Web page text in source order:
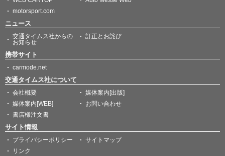
motorsport.com
ニュース
交通タイムス社からの
お知らせ
訂正とお詫び
携帯サイト
carmode.net
交通タイムス社について
会社概要
媒体案内[出版]
媒体案内[WEB]
お問い合わせ
書店様注文書
サイト情報
プライバシーポリシー
サイトマップ
リンク